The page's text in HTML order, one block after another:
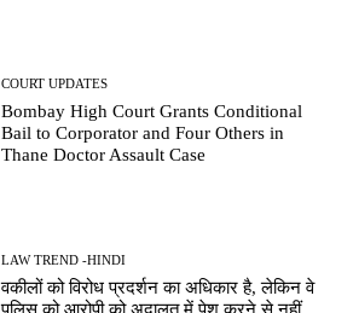
COURT UPDATES
Bombay High Court Grants Conditional
Bail to Corporator and Four Others in
Thane Doctor Assault Case
LAW TREND -HINDI
वकीलों को विरोध प्रदर्शन का अधिकार है, लेकिन वे